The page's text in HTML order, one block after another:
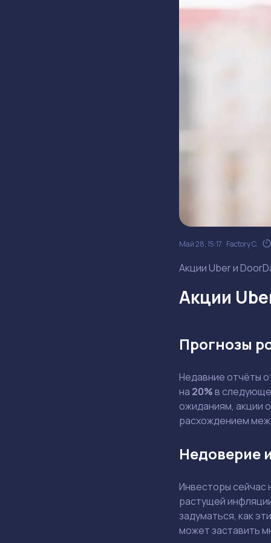
Май 28, 15:17 Factory C.
Акции Uber и
Акции
Прогнозы
Недавние отчёты
на 20%в
ожиданиям, акции
расхождением
Недоверие
Инвесторы сейчас
растущей
задуматься, как
может заставить